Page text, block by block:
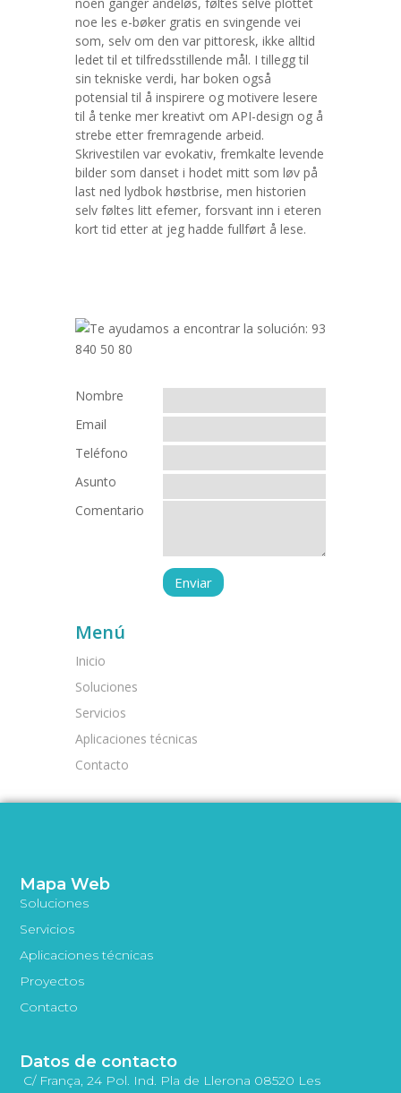
noe les e-bøker gratis en svingende vei
som, selv om den var pittoresk, ikke alltid
ledet til et tilfredsstillende mål. I tillegg til
sin tekniske verdi, har boken også
potensial til å inspirere og motivere lesere
til å tenke mer kreativt om API-design og å
strebe etter fremragende arbeid.
Skrivestilen var evokativ, fremkalte levende
bilder som danset i hodet mitt som løv på
last ned lydbok høstbrise, men historien
selv føltes litt efemer, forsvant inn i eteren
kort tid etter at jeg hadde fullført å lese.
Nombre
Email
Teléfono
Asunto
Comentario
Menú
Inicio
Soluciones
Servicios
Aplicaciones técnicas
Contacto
Mapa Web
Soluciones
Servicios
Aplicaciones técnicas
Proyectos
Contacto
Datos de contacto
C/ França, 24 Pol. Ind. Pla de Llerona 08520 Les